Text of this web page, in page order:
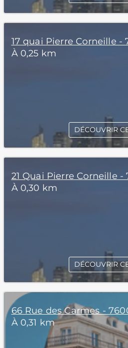
17 quai Pierre Corneille -
À 0,25 km
DÉCOUVRIR
21 Quai Pierre Corneille
À 0,30 km
DÉCOUVRIR
66 Rue des Carmes -
À 0,31 km